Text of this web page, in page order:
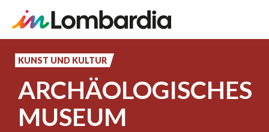
zum
Inhalt
KUNST UND KULTUR
ARCHÄOLOGISCHES
MUSEUM